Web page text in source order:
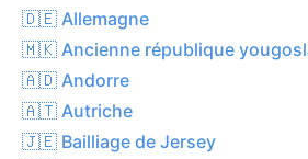
🇩🇪 Allemagne
🇲🇰 Ancienne république
🇦🇩 Andorre
🇦🇹 Autriche
🇯🇪 Bailliage de Jersey